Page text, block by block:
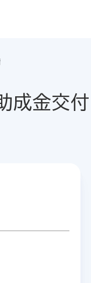
成金交付